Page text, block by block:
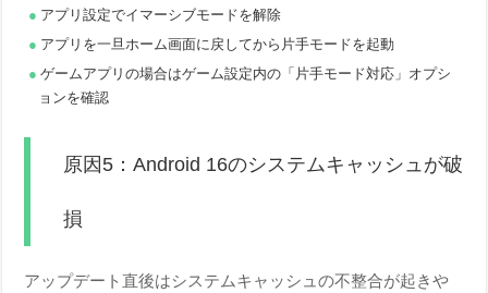
アプリ設定でイマーシブモードを解除
アプリを一旦ホーム画面に戻してから片手モードを起動
ゲームアプリの場合はゲーム設定内の「片手モード対応」オプシ
ョンを確認
原因5：Android 16のシステムキャッシュが破
損
アップデート直後はシステムキャッシュの不整合が起きや